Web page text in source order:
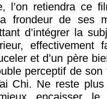
l’on retiendra ce
frondeur de ses
d’intégrer la
effectivement
et d’un père
perceptif de
Chi. Ne reste